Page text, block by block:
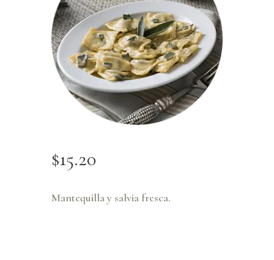
$15.20
Mantequilla y salvia fresca.